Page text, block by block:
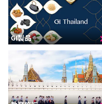
GI製品